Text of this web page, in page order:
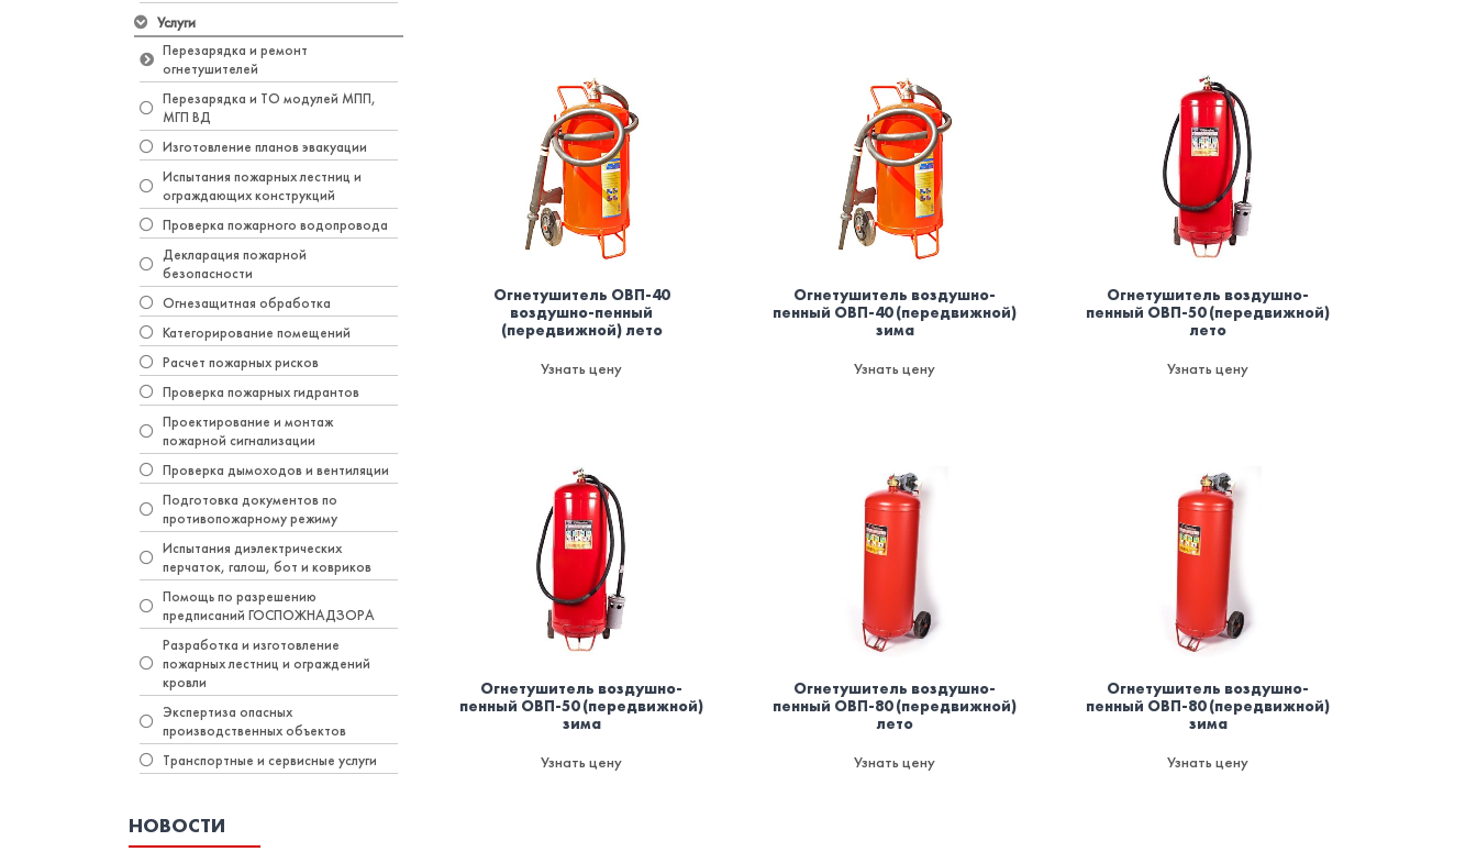
Услуги
Перезарядка и ремонт
огнетушителей
Перезарядка и ТО модулей МПП,
МГП ВД
Изготовление планов эвакуации
Испытания пожарных лестниц и
ограждающих конструкций
Проверка пожарного водопровода
Декларация пожарной
безопасности
Огнезащитная обработка
Категорирование помещений
Расчет пожарных рисков
Проверка пожарных гидрантов
Проектирование и монтаж
пожарной сигнализации
Проверка дымоходов и вентиляции
Подготовка документов по
противопожарному режиму
Испытания диэлектрических
перчаток, галош, бот и ковриков
Помощь по разрешению
предписаний ГОСПОЖНАДЗОРА
Разработка и изготовление
пожарных лестниц и ограждений
кровли
Экспертиза опасных
производственных объектов
Транспортные и сервисные услуги
НОВОСТИ
Огнетушитель ОВП-40
воздушно-пенный
(передвижной) лето
Узнать цену
Огнетушитель воздушно-
пенный ОВП-40 (передвижной)
зима
Узнать цену
Огнетушитель воздушно-
пенный ОВП-50 (передвижной)
лето
Узнать цену
Огнетушитель воздушно-
пенный ОВП-50 (передвижной)
зима
Узнать цену
Огнетушитель воздушно-
пенный ОВП-80 (передвижной)
лето
Узнать цену
Огнетушитель воздушно-
пенный ОВП-80 (передвижной)
зима
Узнать цену